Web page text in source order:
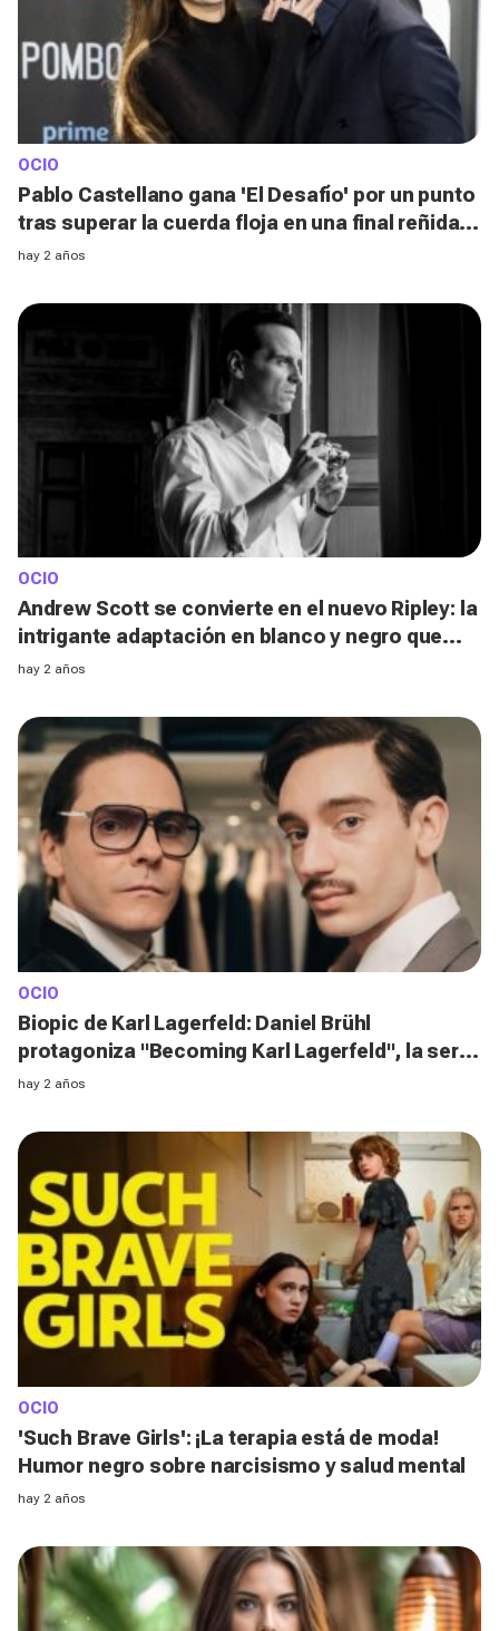
OCIO
Pablo Castellano gana 'El Desafío' por un punto
tras superar la cuerda floja en una final reñida
contra Adrián Lastra
hay 2 años
OCIO
Andrew Scott se convierte en el nuevo Ripley: la
intrigante adaptación en blanco y negro que
llega a Netflix
hay 2 años
OCIO
Biopic de Karl Lagerfeld: Daniel Brühl
protagoniza "Becoming Karl Lagerfeld", la serie
se podrá ver en Disney+
hay 2 años
OCIO
'Such Brave Girls': ¡La terapia está de moda!
Humor negro sobre narcisismo y salud mental
hay 2 años